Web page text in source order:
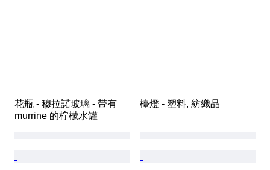
花瓶 - 穆拉諾玻璃 - 带有
murrine 的柠檬水罐
檯燈 - 塑料, 紡織品